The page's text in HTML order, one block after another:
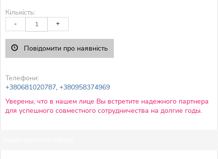
Кількість:
- +
Повідомити про наявність
Телефони:
+380681020787, +380958374969
Уверены, что в нашем лице Вы встретите надежного партнера
для успешного совместного сотрудничества на долгие годы.